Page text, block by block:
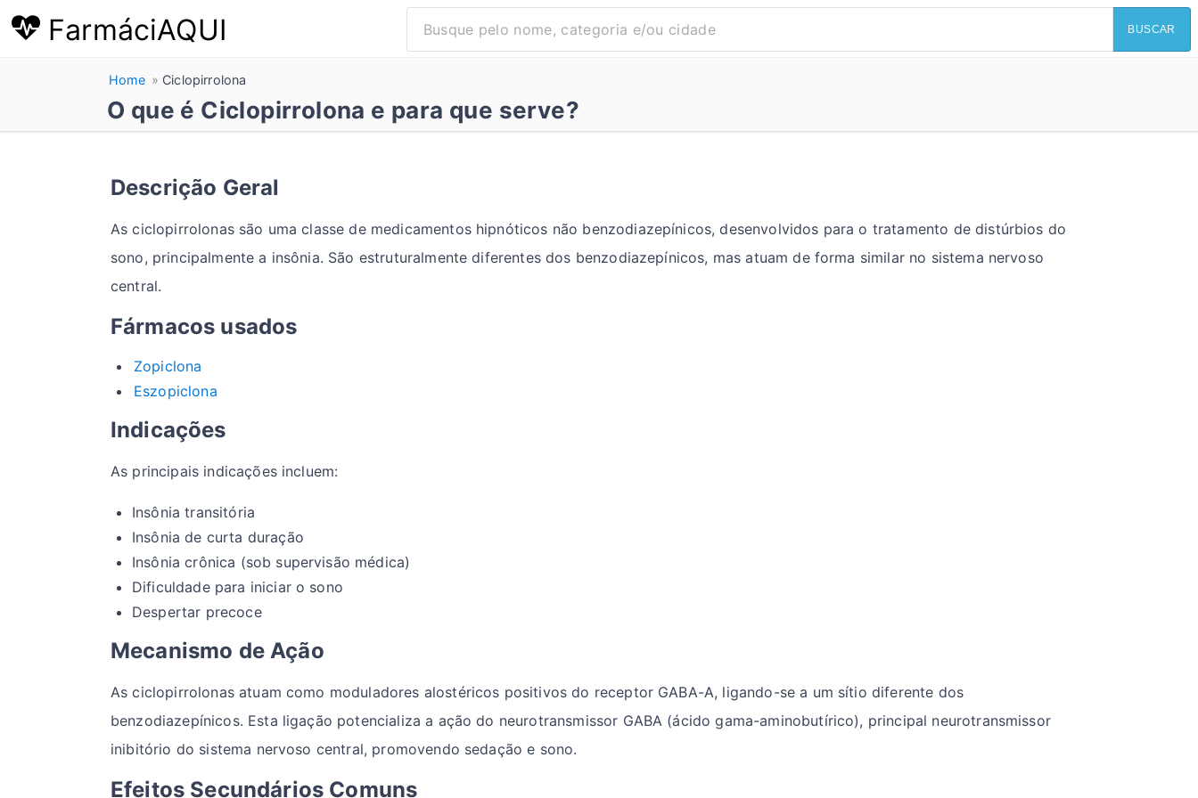
FarmáciAQUI BUSCAR
Home Ciclopirrolona
O que é Ciclopirrolona e para que serve?
Descrição Geral
As ciclopirrolonas são uma classe de medicamentos hipnóticos não benzodiazepínicos, desenvolvidos para o tratamento de distúrbios do
sono, principalmente a insônia. São estruturalmente diferentes dos benzodiazepínicos, mas atuam de forma similar no sistema nervoso
central.
Fármacos usados
Zopiclona
Eszopiclona
Indicações
As principais indicações incluem:
Insônia transitória
Insônia de curta duração
Insônia crônica (sob supervisão médica)
Dificuldade para iniciar o sono
Despertar precoce
Mecanismo de Ação
As ciclopirrolonas atuam como moduladores alostéricos positivos do receptor GABA-A, ligando-se a um sítio diferente dos
benzodiazepínicos. Esta ligação potencializa a ação do neurotransmissor GABA (ácido gama-aminobutírico), principal neurotransmissor
inibitório do sistema nervoso central, promovendo sedação e sono.
Efeitos Secundários Comuns